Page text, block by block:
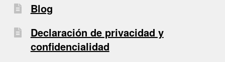
Blog
Declaración de privacidad y
confidencialidad